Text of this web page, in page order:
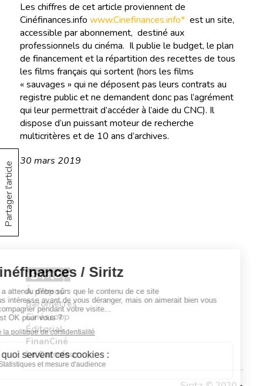
Partager l'article
Les chiffres de cet article proviennent de
Cinéfinances.info www.Cinefinances.info*est un site,
accessible par abonnement, destiné aux
professionnels du cinéma. Il publie le budget, le plan
de financement et la répartition des recettes de tous
les films français qui sortent (hors les films
« sauvages » qui ne déposent pas leurs contrats au
registre public et ne demandent donc pas l’agrément
qui leur permettrait d’accéder à l’aide du CNC). Il
dispose d’un puissant moteur de recherche
multicritères et de 10 ans d’archives.
30 mars 2019
À propos
Baromètres
Cinéscoop
Éditorial
FinanCiné
Le Carrefour